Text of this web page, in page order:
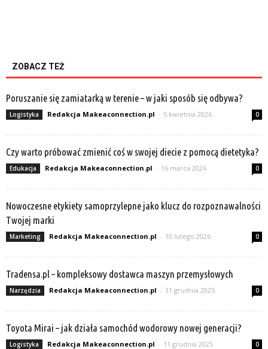
ZOBACZ TEŻ
Poruszanie się zamiatarką w terenie – w jaki sposób się odbywa?
Logistyka Redakcja Makeaconnection.pl - 5 kwietnia 2026 0
Czy warto próbować zmienić coś w swojej diecie z pomocą dietetyka?
Edukacja Redakcja Makeaconnection.pl - 16 marca 2026 0
Nowoczesne etykiety samoprzylepne jako klucz do rozpoznawalności
Twojej marki
Marketing Redakcja Makeaconnection.pl - 10 lutego 2026 0
Tradensa.pl – kompleksowy dostawca maszyn przemysłowych
Narzędzia Redakcja Makeaconnection.pl - 31 grudnia 2025 0
Toyota Mirai – jak działa samochód wodorowy nowej generacji?
Logistyka Redakcja Makeaconnection.pl - 11 grudnia 2025 0